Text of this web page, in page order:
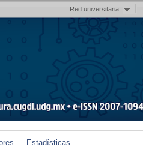
Red universitaria
Estadísticas